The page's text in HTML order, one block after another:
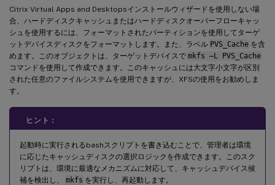
Citrix Virtual Apps and Desktopsインストールウィザードを使用しない場
合、ハードディスクキャッシュまたはハードディスクオーバーフローキャッ
シュを使用するには、フォーマットされたパーティションを使用してターゲ
ットデバイスディスクをフォーマットします。また、ラベル PVS_Cache を含
めます。このオブジェクトは、ターゲットデバイスで mkfs –L PVS_Cache
コマンドを使用して作成できます。このキャッシュには大文字小文字が区別
された任意のファイルシステムを使用できますが、XFSの使用をお勧めしま
す。
ヒント：
起動時に実行されるbashスクリプトを書き込むことで、管理者は環境
に応じたキャッシュディスクの選択ロジックを作成できます。このスク
リプトは、環境に最適なメカニズムに対応して、キャッシュデバイス候
補を検出し、
mkfs を実行し、再起動します。